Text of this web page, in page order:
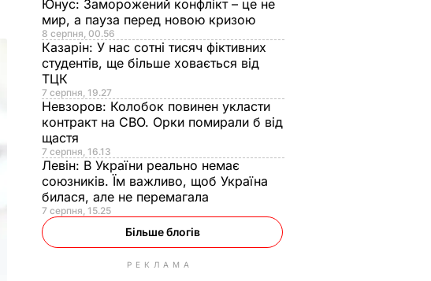
Юнус: Заморожений конфлікт – це не
мир, а пауза перед новою кризою
8 серпня, 00.56
Казарін: У нас сотні тисяч фіктивних
студентів, ще більше ховається від
ТЦК
7 серпня, 19.27
Невзоров: Колобок повинен укласти
контракт на СВО. Орки помирали б від
щастя
7 серпня, 16.13
Левін: В України реально немає
союзників. Їм важливо, щоб Україна
билася, але не перемагала
7 серпня, 15.25
Більше блогів
РЕКЛАМА